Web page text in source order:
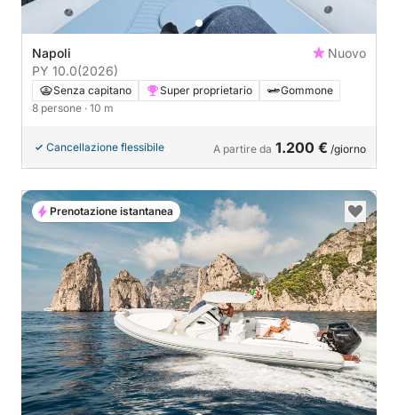
Napoli
Nuovo
PY 10.0(2026)
Senza capitano Super proprietario
Gommone
8 persone · 10 m
Cancellazione flessibile A partire da 1.200 € /giorno
Prenotazione istantanea